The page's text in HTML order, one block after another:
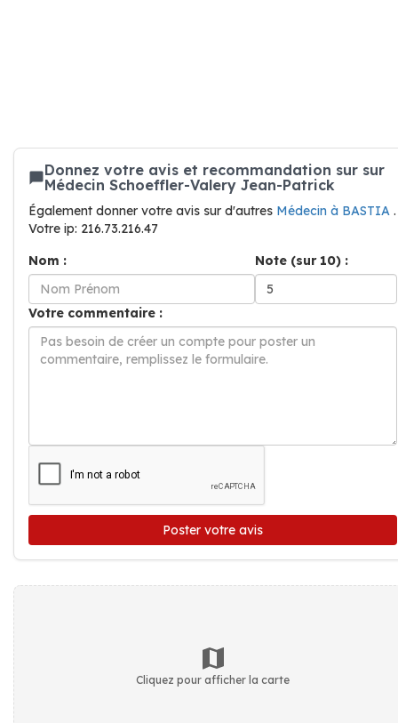
Donnez votre avis et recommandation sur sur
Médecin Schoeffler-Valery Jean-Patrick
Également donner votre avis sur d'autres Médecin à BASTIA .
Votre ip: 216.73.216.47
Nom :
Note (sur 10) :
Votre commentaire :
Poster votre avis
Cliquez pour afficher la carte